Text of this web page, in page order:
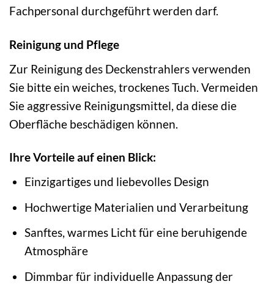
Fachpersonal durchgeführt werden darf.
Reinigung und Pflege
Zur Reinigung des Deckenstrahlers verwenden
Sie bitte ein weiches, trockenes Tuch. Vermeiden
Sie aggressive Reinigungsmittel, da diese die
Oberfläche beschädigen können.
Ihre Vorteile auf einen Blick:
Einzigartiges und liebevolles Design
Hochwertige Materialien und Verarbeitung
Sanftes, warmes Licht für eine beruhigende
Atmosphäre
Dimmbar für individuelle Anpassung der